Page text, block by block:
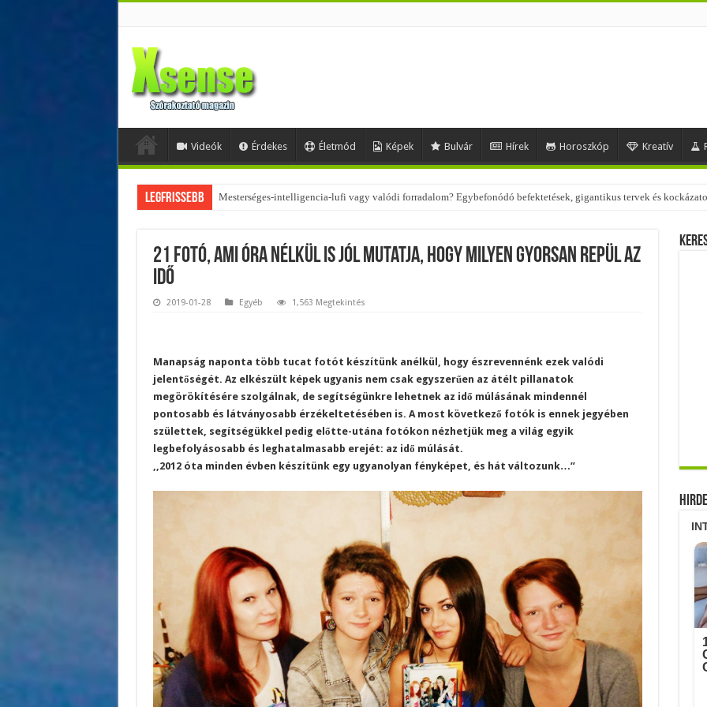
Videók Érdekes Életmód Képek Bulvár Hírek Horoszkóp Kreatív
Legfrissebb Az övtáskák továbbra is trendik – nézd meg, milyen stílusokhoz illenek!
21 fotó, ami óra nélkül is jól mutatja, hogy milyen gyorsan repül az
idő
2019-01-28 Egyéb 1,563 Megtekintés
Manapság naponta több tucat fotót készítünk anélkül, hogy észrevennénk ezek valódi
jelentőségét. Az elkészült képek ugyanis nem csak egyszerűen az átélt pillanatok
megörökítésére szolgálnak, de segítségünkre lehetnek az idő múlásának mindennél
pontosabb és látványosabb érzékeltetésében is. A most következő fotók is ennek jegyében
születtek, segítségükkel pedig előtte-utána fotókon nézhetjük meg a világ egyik
legbefolyásosabb és leghatalmasabb erejét: az idő múlását.
,,2012 óta minden évben készítünk egy ugyanolyan fényképet, és hát változunk…”